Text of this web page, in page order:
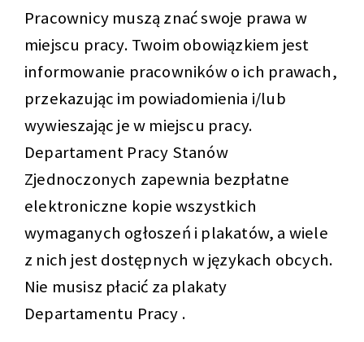
Pracownicy muszą znać swoje prawa w
miejscu pracy. Twoim obowiązkiem jest
informowanie pracowników o ich prawach,
przekazując im powiadomienia i/lub
wywieszając je w miejscu pracy.
Departament Pracy Stanów
Zjednoczonych zapewnia bezpłatne
elektroniczne kopie wszystkich
wymaganych ogłoszeń i plakatów, a wiele
z nich jest dostępnych w językach obcych.
Nie musisz płacić za plakaty
Departamentu Pracy .